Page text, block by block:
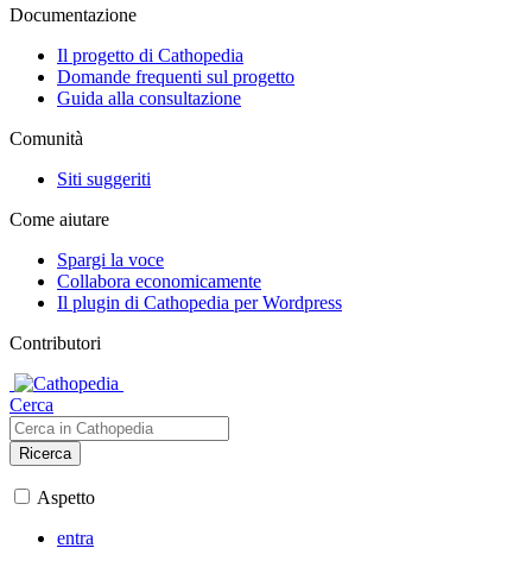
Documentazione
Il progetto di Cathopedia
Domande frequenti sul progetto
Guida alla consultazione
Comunità
Siti suggeriti
Come aiutare
Spargi la voce
Collabora economicamente
Il plugin di Cathopedia per Wordpress
Contributori
Cerca
Ricerca
Aspetto
entra